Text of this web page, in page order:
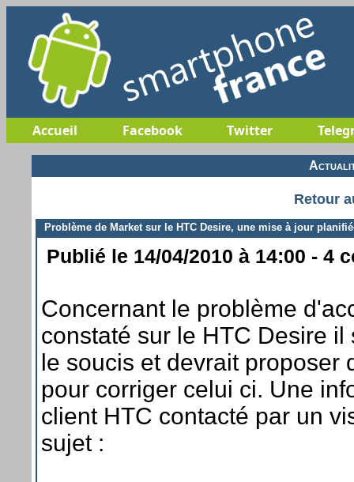
Accueil Facebook Twitter
Retour
Problème de Market sur le HTC Desire, une mise à jour
Publié le 14/04/2010 à 14:00 - 4
Concernant le problème
constaté sur le HTC Desire
le soucis et devrait proposer
pour corriger celui ci. Une
client HTC contacté par un
sujet :